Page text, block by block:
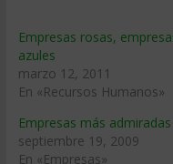
Empresas rosas,
azules
marzo 12, 2011
En «Recursos Humanos»
Empresas más admiradas
septiembre 19, 2009
En «Empresas»